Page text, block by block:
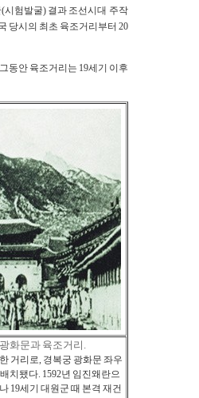
시험발굴) 결과 조선시대 주작
당시의 최초 육조거리부터 20
동안 육조거리는 19세기 이후
화문과 육조거리.
거리로, 경복궁 광화문 좌우
치됐다. 1592년 임진왜란으
19세기 대원군 때 본격 재건